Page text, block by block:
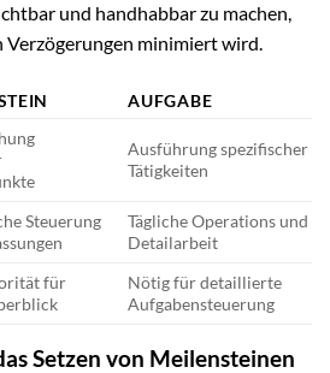
und handhabbar zu machen,
Verzögerungen minimiert wird.
AUFGABE
Ausführung spezifischer
Tätigkeiten
Steuerung
Tägliche Operations und
Detailarbeit
für
Nötig für detaillierte
Aufgabensteuerung
Setzen von Meilensteinen